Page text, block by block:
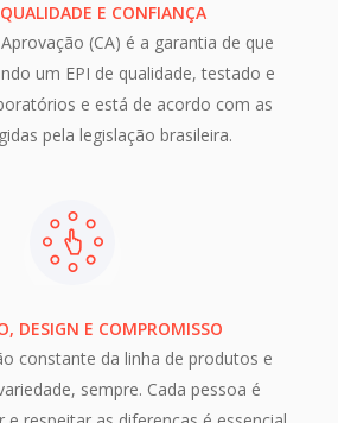
E CONFIANÇA
(CA) é a garantia de que
um EPI de qualidade, testado e
e está de acordo com as
pela legislação brasileira.
DESIGN E COMPROMISSO
constante da linha de produtos e
sempre. Cada pessoa é